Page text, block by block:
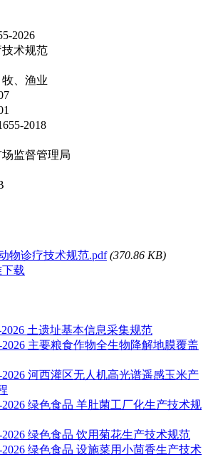
2026
术规范
、渔业
2018
监督管理局
物诊疗技术规范.pdf (370.86 KB)
载
2026 土遗址基本信息采集规范
2026 主要粮食作物全生物降解地膜覆盖
2026 河西灌区无人机高光谱遥感玉米产
2026 绿色食品 羊肚菌工厂化生产技术规
2026 绿色食品 饮用菊花生产技术规范
2026 绿色食品 设施菜用小茴香生产技术